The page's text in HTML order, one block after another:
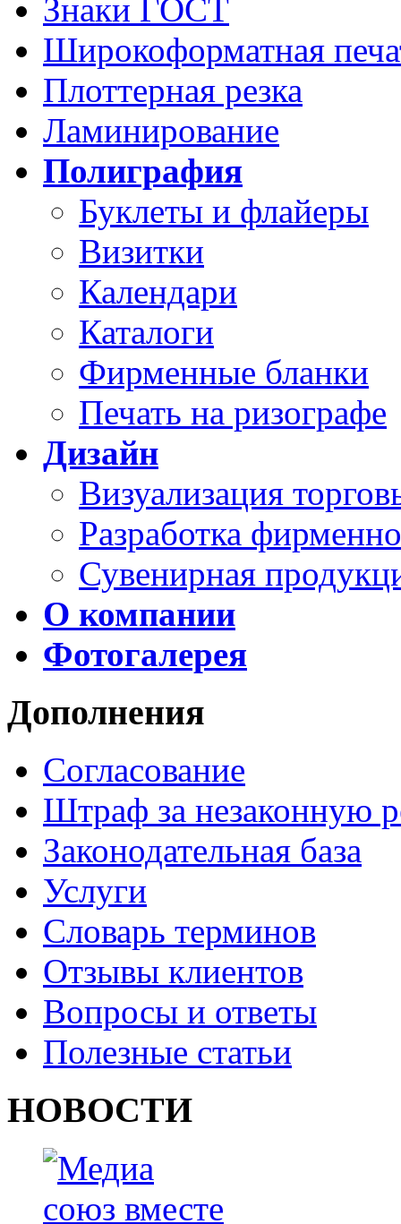
Знаки ГОСТ
Широкоформатная
Плоттерная резка
Ламинирование
Полиграфия
Буклеты и флайеры
Визитки
Календари
Каталоги
Фирменные бланки
Печать на ризографе
Дизайн
Визуализация
Разработка
Сувенирная
О компании
Фотогалерея
Дополнения
Согласование
Штраф за незаконную
Законодательная база
Услуги
Словарь терминов
Отзывы клиентов
Вопросы и ответы
Полезные статьи
НОВОСТИ